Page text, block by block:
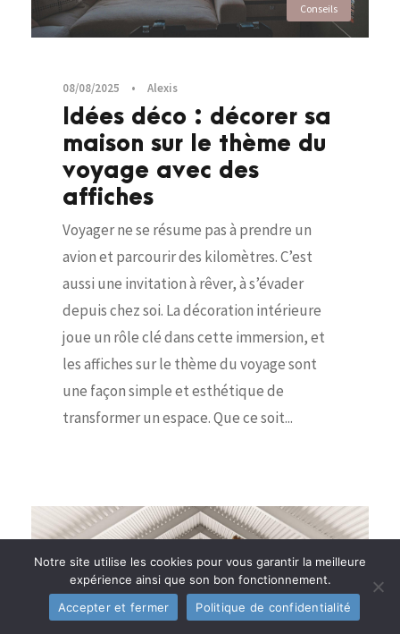
Conseils
08/08/2025 • Alexis
Idées déco : décorer sa
maison sur le thème du
voyage avec des
affiches
Voyager ne se résume pas à prendre un
avion et parcourir des kilomètres. C’est
aussi une invitation à rêver, à s’évader
depuis chez soi. La décoration intérieure
joue un rôle clé dans cette immersion, et
les affiches sur le thème du voyage sont
une façon simple et esthétique de
transformer un espace. Que ce soit...
Notre site utilise les cookies pour vous garantir la meilleure
expérience ainsi que son bon fonctionnement.
Accepter et fermer
Politique de confidentialité